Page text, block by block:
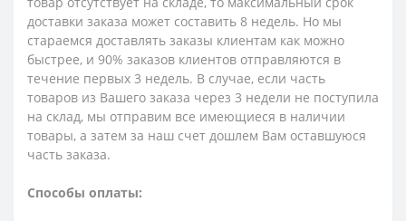
доставки заказа может составить 8 недель. Но мы
стараемся доставлять заказы клиентам как можно
быстрее, и 90% заказов клиентов отправляются в
течение первых 3 недель. В случае, если часть
товаров из Вашего заказа через 3 недели не поступила
на склад, мы отправим все имеющиеся в наличии
товары, а затем за наш счет дошлем Вам оставшуюся
часть заказа.
Способы оплаты: